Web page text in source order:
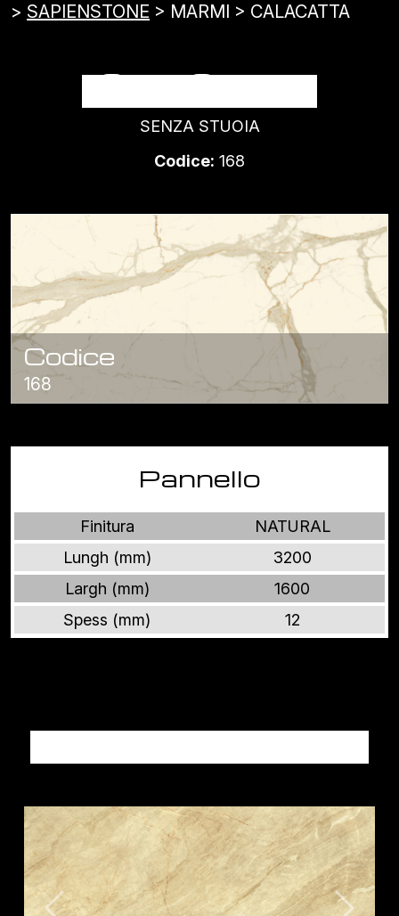
> SAPIENSTONE > MARMI > CALACATTA
CALACATTA
SENZA STUOIA
Codice: 168
Codice
168
Pannello
Finitura
NATURAL
Lungh (mm)
3200
Largh (mm)
1600
Spess (mm)
12
Altri prodotti MARMI